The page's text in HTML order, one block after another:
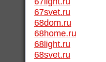
67svet.ru
68dom.ru
68home.ru
68light.ru
68svet.ru